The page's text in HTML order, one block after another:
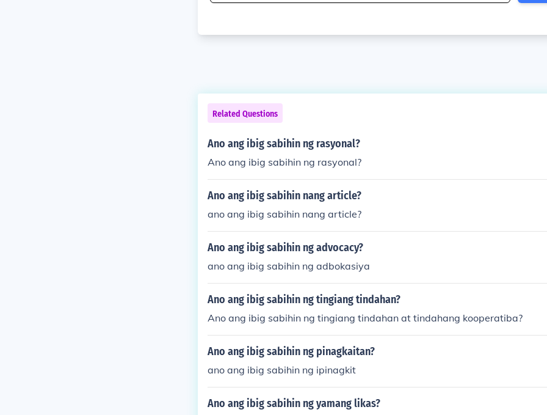
Related Questions
Ano ang ibig sabihin ng rasyonal?
Ano ang ibig sabihin ng rasyonal?
Ano ang ibig sabihin nang article?
ano ang ibig sabihin nang article?
Ano ang ibig sabihin ng advocacy?
ano ang ibig sabihin ng adbokasiya
Ano ang ibig sabihin ng tingiang tindahan?
Ano ang ibig sabihin ng tingiang tindahan at tindahang kooperatiba?
Ano ang ibig sabihin ng pinagkaitan?
ano ang ibig sabihin ng ipinagkit
Ano ang ibig sabihin ng yamang likas?